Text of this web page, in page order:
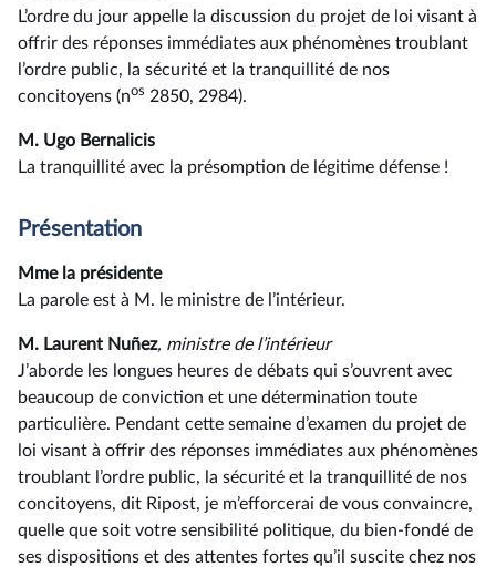
L’ordre du jour appelle la discussion du projet de loi visant à
offrir des réponses immédiates aux phénomènes troublant
l’ordre public, la sécurité et la tranquillité de nos
concitoyens (nos 2850, 2984).
M. Ugo Bernalicis
La tranquillité avec la présomption de légitime défense !
Présentation
Mme la présidente
La parole est à M. le ministre de l’intérieur.
M. Laurent Nuñez, ministre de l’intérieur
J’aborde les longues heures de débats qui s’ouvrent avec
beaucoup de conviction et une détermination toute
particulière. Pendant cette semaine d’examen du projet de
loi visant à offrir des réponses immédiates aux phénomènes
troublant l’ordre public, la sécurité et la tranquillité de nos
concitoyens, dit Ripost, je m’efforcerai de vous convaincre,
quelle que soit votre sensibilité politique, du bien-fondé de
ses dispositions et des attentes fortes qu’il suscite chez nos